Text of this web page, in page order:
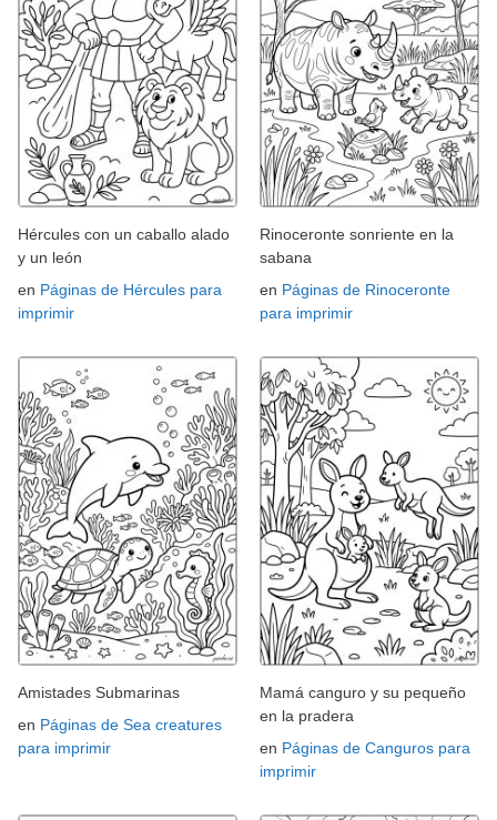
Hércules con un caballo alado
y un león
en Páginas de Hércules para
imprimir
Rinoceronte sonriente en la
sabana
en Páginas de Rinoceronte
para imprimir
Amistades Submarinas
en Páginas de Sea creatures
para imprimir
Mamá canguro y su pequeño
en la pradera
en Páginas de Canguros para
imprimir